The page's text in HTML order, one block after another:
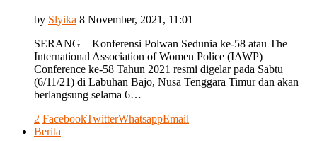
by Slyika 8 November, 2021, 11:01
SERANG – Konferensi Polwan Sedunia ke-58 atau The
International Association of Women Police (IAWP)
Conference ke-58 Tahun 2021 resmi digelar pada Sabtu
(6/11/21) di Labuhan Bajo, Nusa Tenggara Timur dan akan
berlangsung selama 6…
2 FacebookTwitterWhatsappEmail
Berita